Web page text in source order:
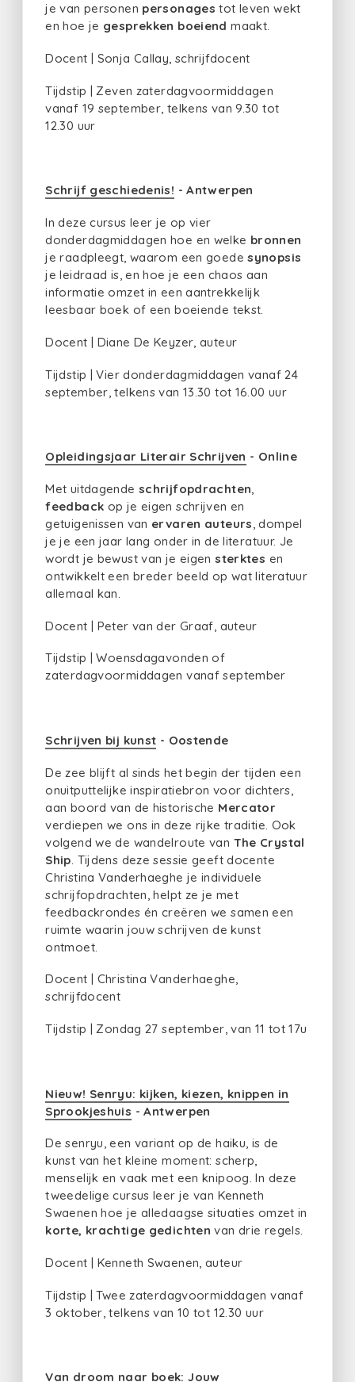
je van personen personages tot leven wekt
en hoe je gesprekken boeiend maakt.
Docent | Sonja Callay, schrijfdocent
Tijdstip | Zeven zaterdagvoormiddagen
vanaf 19 september, telkens van 9.30 tot
12.30 uur
Schrijf geschiedenis! - Antwerpen
In deze cursus leer je op vier
donderdagmiddagen hoe en welke bronnen
je raadpleegt, waarom een goedesynopsis
je leidraad is, en hoe je een chaos aan
informatie omzet in een aantrekkelijk
leesbaar boek of een boeiende tekst.
Docent | Diane De Keyzer, auteur
Tijdstip | Vier donderdagmiddagen vanaf 24
september, telkens van 13.30 tot 16.00 uur
Opleidingsjaar Literair Schrijven - Online
Met uitdagende schrijfopdrachten,
feedback op je eigen schrijven en
getuigenissen van ervaren auteurs, dompel
je je een jaar lang onder in de literatuur. Je
wordt je bewust van je eigensterktes en
ontwikkelt een breder beeld op wat literatuur
allemaal kan.
Docent | Peter van der Graaf, auteur
Tijdstip | Woensdagavonden of
zaterdagvoormiddagen vanaf september
Schrijven bij kunst - Oostende
De zee blijft al sinds het begin der tijden een
onuitputtelijke inspiratiebron voor dichters,
aan boord van de historische Mercator
verdiepen we ons in deze rijke traditie. Ook
volgend we de wandelroute van The Crystal
Ship . Tijdens deze sessie geeft docente
Christina Vanderhaeghe je individuele
schrijfopdrachten, helpt ze je met
feedbackrondes én creëren we samen een
ruimte waarin jouw schrijven de kunst
ontmoet.
Docent | Christina Vanderhaeghe,
schrijfdocent
Tijdstip | Zondag 27 september, van 11 tot 17u
Nieuw! Senryu: kijken, kiezen, knippen in
Sprookjeshuis - Antwerpen
De senryu, een variant op de haiku, is de
kunst van het kleine moment: scherp,
menselijk en vaak met een knipoog. In deze
tweedelige cursus leer je van Kenneth
Swaenen hoe je alledaagse situaties omzet in
korte, krachtige gedichten van drie regels.
Docent | Kenneth Swaenen, auteur
Tijdstip | Twee zaterdagvoormiddagen vanaf
3 oktober, telkens van 10 tot 12.30 uur
Van droom naar boek: Jouw